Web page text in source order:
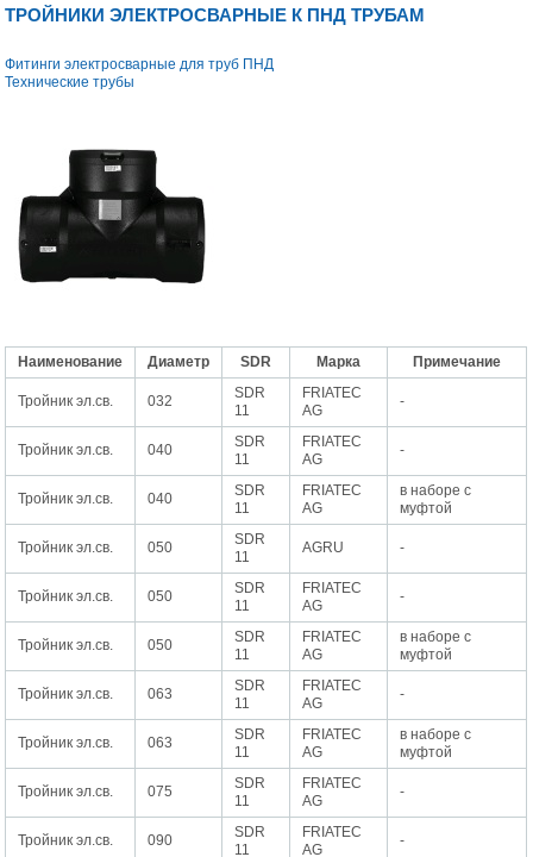
ТРОЙНИКИ ЭЛЕКТРОСВАРНЫЕ К ПНД ТРУБАМ
Фитинги электросварные для труб ПНД
Технические трубы
Наименование Диаметр SDR Марка Примечание
Тройник эл.св. 032
SDR
11
FRIATEC
AG
-
Тройник эл.св. 040
SDR
11
FRIATEC
AG
-
Тройник эл.св. 040
SDR
11
FRIATEC
AG
в наборе с
муфтой
Тройник эл.св. 050
SDR
11
AGRU -
Тройник эл.св. 050
SDR
11
FRIATEC
AG
-
Тройник эл.св. 050
SDR
11
FRIATEC
AG
в наборе с
муфтой
Тройник эл.св. 063
SDR
11
FRIATEC
AG
-
Тройник эл.св. 063
SDR
11
FRIATEC
AG
в наборе с
муфтой
Тройник эл.св. 075
SDR
11
FRIATEC
AG
-
Тройник эл.св. 090
SDR
11
FRIATEC
AG
-